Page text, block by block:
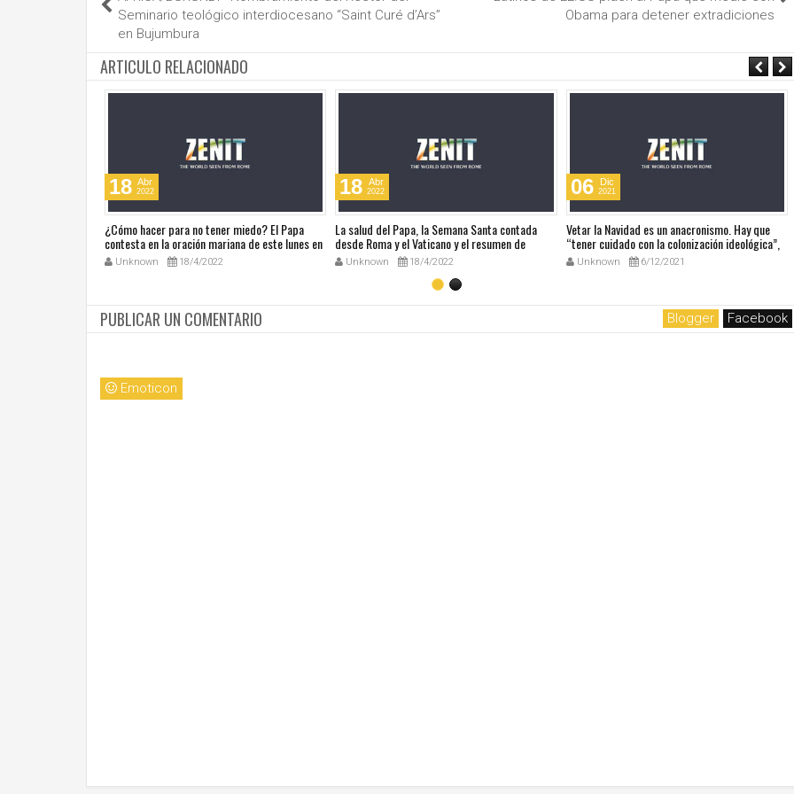
Seminario teológico interdiocesano “Saint Curé d’Ars”
en Bujumbura
Obama para detener extradiciones
ARTICULO RELACIONADO
18 Abr
2022
¿Cómo hacer para no tener miedo? El Papa
contesta en la oración mariana de este lunes en
la Plaza de San Pedro
Unknown 18/4/2022
18 Abr
2022
La salud del Papa, la Semana Santa contada
desde Roma y el Vaticano y el resumen de
noticias en audio
Unknown 18/4/2022
06 Dic
2021
Vetar la Navidad es un anacronismo. Hay que
“tener cuidado con la colonización ideológica”,
dice el Papa sobre el Manual europeo que
prohibía la Navidad
Unknown 6/12/2021
PUBLICAR UN COMENTARIO Blogger Facebook
Emoticon